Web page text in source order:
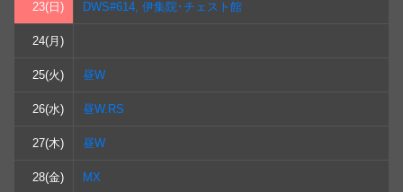
23(日) DWS#614, 伊集院･チェスト館
24(月)
25(火) 昼W
26(水) 昼W.RS
27(木) 昼W
28(金) MX